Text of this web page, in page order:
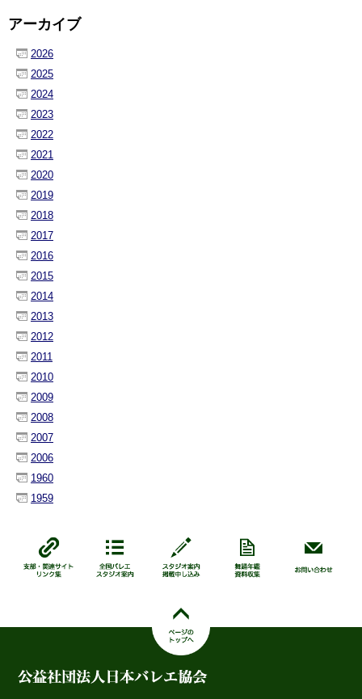
アーカイブ
2026
2025
2024
2023
2022
2021
2020
2019
2018
2017
2016
2015
2014
2013
2012
2011
2010
2009
2008
2007
2006
1960
1959